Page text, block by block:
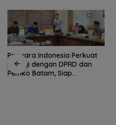
Perwara Indonesia Perkuat
Sinergi dengan DPRD dan
Pemko Batam, Siap